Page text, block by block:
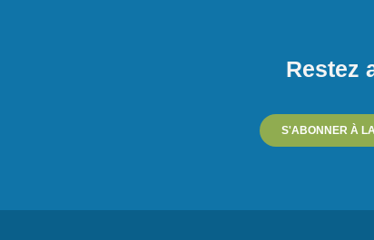
Restez
S'ABONNER À